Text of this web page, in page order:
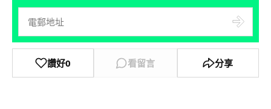
讚好0 看留言 分享